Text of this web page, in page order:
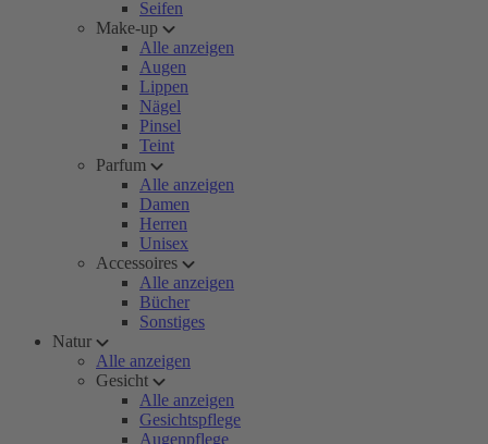
Seifen
Make-up
Alle anzeigen
Augen
Lippen
Nägel
Pinsel
Teint
Parfum
Alle anzeigen
Damen
Herren
Unisex
Accessoires
Alle anzeigen
Bücher
Sonstiges
Natur
Alle anzeigen
Gesicht
Alle anzeigen
Gesichtspflege
Augenpflege